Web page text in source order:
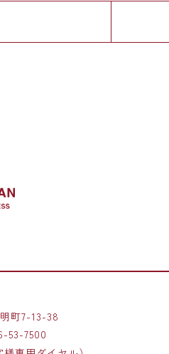
町7-13-38
53-7500